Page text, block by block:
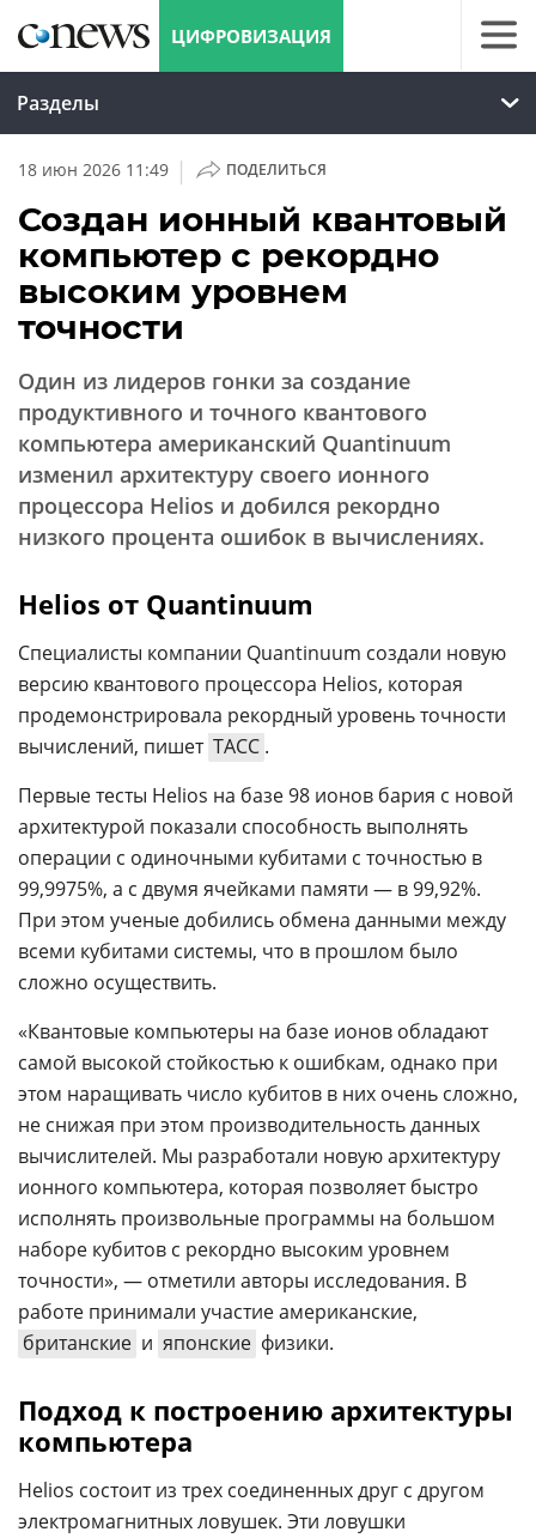
ЦИФРОВИЗАЦИЯ
Разделы
18 июн 2026 11:49 | ПОДЕЛИТЬСЯ
Создан ионный квантовый
компьютер с рекордно
высоким уровнем
точности
Один из лидеров гонки за создание
продуктивного и точного квантового
компьютера американский Quantinuum
изменил архитектуру своего ионного
процессора Helios и добился рекордно
низкого процента ошибок в вычислениях.
Helios от Quantinuum
Специалисты компании Quantinuum создали новую
версию квантового процессора Helios, которая
продемонстрировала рекордный уровень точности
вычислений, пишет ТАСС .
Первые тесты Helios на базе 98 ионов бария с новой
архитектурой показали способность выполнять
операции с одиночными кубитами с точностью в
99,9975%, а с двумя ячейками памяти — в 99,92%.
При этом ученые добились обмена данными между
всеми кубитами системы, что в прошлом было
сложно осуществить.
«Квантовые компьютеры на базе ионов обладают
самой высокой стойкостью к ошибкам, однако при
этом наращивать число кубитов в них очень сложно,
не снижая при этом производительность данных
вычислителей. Мы разработали новую архитектуру
ионного компьютера, которая позволяет быстро
исполнять произвольные программы на большом
наборе кубитов с рекордно высоким уровнем
точности», — отметили авторы исследования. В
работе принимали участие американские,
британские и японские физики.
Подход к построению архитектуры
компьютера
Helios состоит из трех соединенных друг с другом
электромагнитных ловушек. Эти ловушки